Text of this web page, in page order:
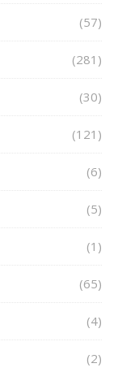
(57)
(281)
(30)
(121)
(6)
(5)
(1)
(65)
(4)
(2)